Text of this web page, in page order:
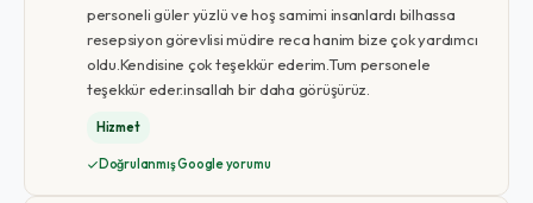
personeli güler yüzlü ve hoş samimi insanlardı bilhassa
resepsiyon görevlisi müdire reca hanim bize çok yardımcı
oldu.Kendisine çok teşekkür ederim.Tum personele
teşekkür eder.insallah bir daha görüşürüz.
Hizmet
Doğrulanmış Google yorumu